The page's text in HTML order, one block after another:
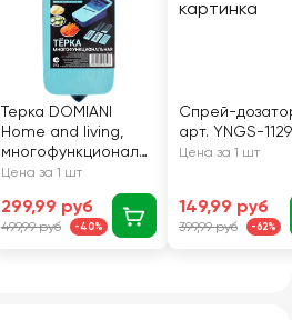
Терка DOMIANI
Home and living,
многофункциональ
ная, Арт. 102
Цена за 1 шт
299,99 руб
499,99 руб -40%
Спрей-
арт. YNGS-
Цена за 1 шт
149,99 руб
399,99 руб -62%